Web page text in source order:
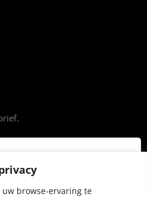
uw browse-ervaring te